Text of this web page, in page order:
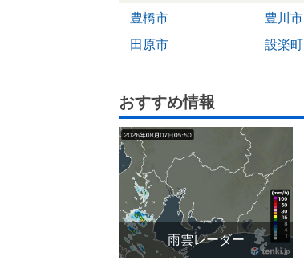
豊橋市
豊川市
田原市
設楽町
おすすめ情報
雨雲レーダー